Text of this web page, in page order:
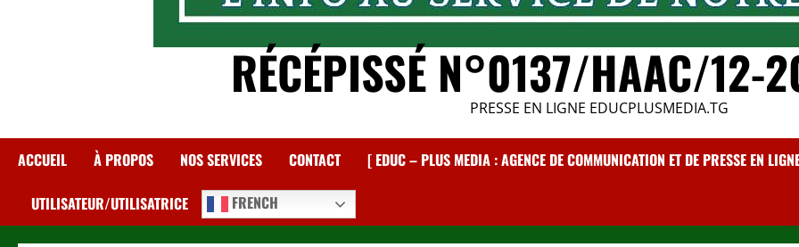
RÉCÉPISSÉ N°0137/HAAC/
PRESSE EN LIGNE EDUCPLUSMEDIA.TG
ACCUEIL À PROPOS NOS SERVICES CONTACT [ EDUC – PLUS MEDIA : AGENCE DE COMMUNICATION ET DE PRESSE EN
UTILISATEUR/UTILISATRICE FRENCH